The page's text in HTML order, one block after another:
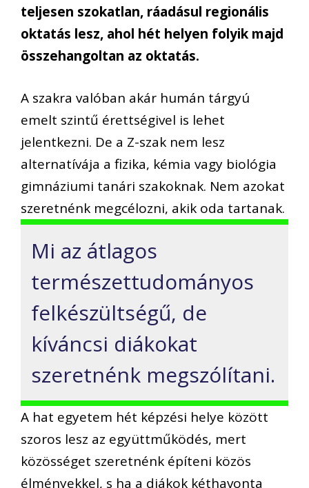
teljesen szokatlan, ráadásul regionális
oktatás lesz, ahol hét helyen folyik majd
összehangoltan az oktatás.
A szakra valóban akár humán tárgyú
emelt szintű érettségivel is lehet
jelentkezni. De a Z-szak nem lesz
alternatívája a fizika, kémia vagy biológia
gimnáziumi tanári szakoknak. Nem azokat
szeretnénk megcélozni, akik oda tartanak.
Mi az átlagos
természettudományos
felkészültségű, de
kíváncsi diákokat
szeretnénk megszólítani.
A hat egyetem hét képzési helye között
szoros lesz az együttműködés, mert
közösséget szeretnénk építeni közös
élményekkel, s ha a diákok kéthavonta